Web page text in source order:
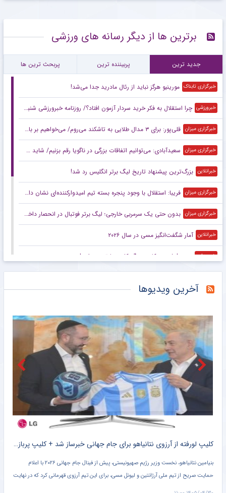
برترین ها از دیگر رسانه های ورزشی
جدید ترین پربیننده ترین پربحث ترین ها
خبرگزاری تابناک مورینیو هرگز نباید از رئال مادرید جدا می‌شد!
خبرورزشی چرا استقلال به فکر خرید سردار آزمون افتاد؟/ روزنامه خبرورزشی شنبه را ببینید
خبرگزاری میزان قلی‌پور: برای ۳ مدال طلایی به تاشکند می‌روم/ می‌خواهیم بر بام آسیا بایستیم
خبرگزاری میزان سعیدآبادی: می‌توانیم اتفاقات بزرگی در ناگویا رقم بزنیم/ شاید حریفانم از سبک مبارزه من شگفت‌زده شوند
خبرانلاین بزرگ‌ترین پیشنهاد تاریخ لیگ برتر انگلیس رد شد!
خبرگزاری میزان فریبا: استقلال با وجود پنجره بسته تیم امیدوارکننده‌ای نشان داد/ لیگ امسال قابل پیش‌بینی نیست
خبرگزاری میزان بدون حتی یک سرمربی خارجی؛ لیگ برتر فوتبال در انحصار داخلی‌ها/ فصل آزمون مربیان ایرانی با چاشنی تکرار و فرصت طلایی
خبرانلاین آمار شگفت‌انگیز مسی در سال ۲۰۲۶
خبرورزشی ویدیو| شیرین کاری یورگ کلوپ با ترن هوایی!
خبرورزشی کتک‌کاری شدید بین تیم یحیی و علی منصور/ خشم مربیان ایرانی‌ و قرعه خبرساز با رویارویی تلخ!
خبرانلاین امیلیانو مارتینز؛ از یک ساندویچ و چمدان شکسته تا قله فوتبال جهان
خبرورزشی رونالدو و جورجینا در این لوکیشن زیبا عروسی می‌کنند؟ هتلی رویایی با قیمت نجومی و امکانات شگفت‌انگیز +تصاویر
تاجرنیا: تعصب رامین رضاییان به پیراهن استقلال را فراموش نمی‌کنیم!
آخرین ویدیوها
کلیپ لورفته از آرزوی نتانیاهو برای جام جهانی خبرساز شد + کلیپ پربازدید
بنیامین نتانیاهو، نخست‌ وزیر رژیم صهیونیستی، پیش از فینال جام جهانی ۲۰۲۶ با اعلام
تیم آرزوی قهرمانی کرد که در نهایت
امیر قلعه‌ نویی سرمربی تیم ملی فوتبال ایران گفت : من هم
رفتنی هستم حالا هر وقت صلاح باشد می رویم.